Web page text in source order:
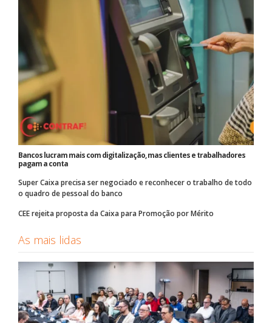
Bancos lucram mais com digitalização, mas clientes e trabalhadores
pagam a conta
Super Caixa precisa ser negociado e reconhecer o trabalho de todo
o quadro de pessoal do banco
CEE rejeita proposta da Caixa para Promoção por Mérito
As mais lidas